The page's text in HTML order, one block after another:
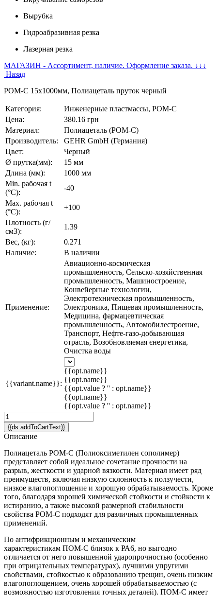
Вырубка
Гидроабразивная резка
Лазерная резка
МАГАЗИН - Ассортимент, наличие. Оформление заказа. ↓↓↓
Назад
POM-C 15х1000мм, Полиацеталь пруток черный
Категория:
Инженерные пластмассы, POM-C
Цена:
380.16 грн
Материал:
Полиацеталь (POM-C)
Производитель:
GEHR GmbH (Германия)
Цвет:
Черный
Ø прутка(мм):
15 мм
Длина (мм):
1000 мм
Min. рабочая t
(°C):
-40
Max. рабочая t
(°C):
+100
Плотность (г/
см3):
1.39
Вес, (кг):
0.271
Наличие:
В наличии
Применение:
Авиационно-космическая
промышленность, Сельско-хозяйственная
промышленность, Машиностроение,
Конвейерные технологии,
Электротехническая промышленность,
Электроника, Пищевая промышленность,
Медицина, фармацевтическая
промышленность, Автомобилестроение,
Транспорт, Нефте-газо-добывающая
отрасль, Возобновляемая єнергетика,
Очистка воды
{{variant.name}}:
{{opt.name}}
{{opt.name}}
{{opt.value ? '' : opt.name}}
{{opt.name}}
{{opt.value ? '' : opt.name}}
{{ds.addToCartText}}
Описание
Полиацеталь POM-C (Полиоксиметилен сополимер)
представляет собой идеальное сочетание прочности на
разрыв, жесткости и ударной вязкости. Материал имеет ряд
преимуществ, включая низкую склонность к ползучести,
низкое влагопоглощение и хорошую обрабатываемость. Кроме
того, благодаря хорошей химической стойкости и стойкости к
истиранию, а также высокой размерной стабильности
свойства POM-C подходят для различных промышленных
применений.
По антифрикционным и механическим
характеристикам ПОМ-C близок к РА6, но выгодно
отличается от него повышенной ударопрочностью (особенно
при отрицательных температурах), лучшими упругими
свойствами, стойкостью к образованию трещин, очень низким
влагопоглощением, очень хорошей обрабатываемостью (с
возможностью изготовления точных деталей). ПОМ-С имеет